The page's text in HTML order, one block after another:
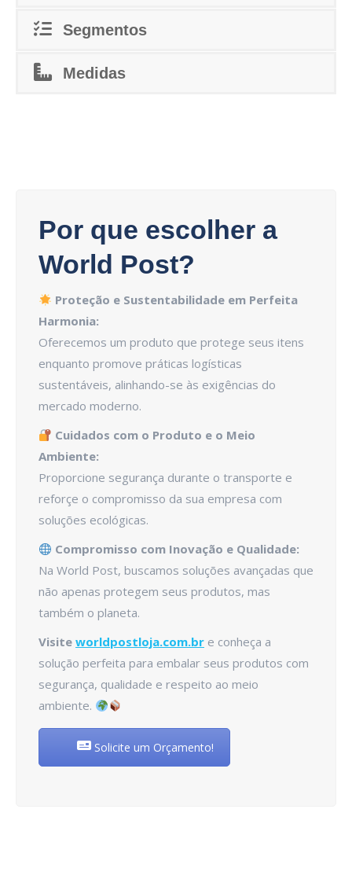
Segmentos
Medidas
Por que escolher a
World Post?
Proteção e Sustentabilidade em Perfeita
Harmonia:
Oferecemos um produto que protege seus itens
enquanto promove práticas logísticas
sustentáveis, alinhando-se às exigências do
mercado moderno.
Cuidados com o Produto e o Meio
Ambiente:
Proporcione segurança durante o transporte e
reforçe o compromisso da sua empresa com
soluções ecológicas.
Compromisso com Inovação e Qualidade:
Na World Post, buscamos soluções avançadas que
não apenas protegem seus produtos, mas
também o planeta.
Visite worldpostloja.com.br e conheça a
solução perfeita para embalar seus produtos com
segurança, qualidade e respeito ao meio
ambiente.
Solicite um Orçamento!